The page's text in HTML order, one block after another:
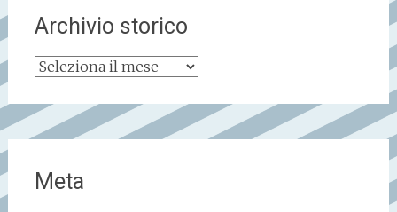
Archivio storico
Archivio
Meta